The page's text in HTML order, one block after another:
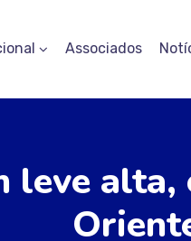
Associados
leve alta,